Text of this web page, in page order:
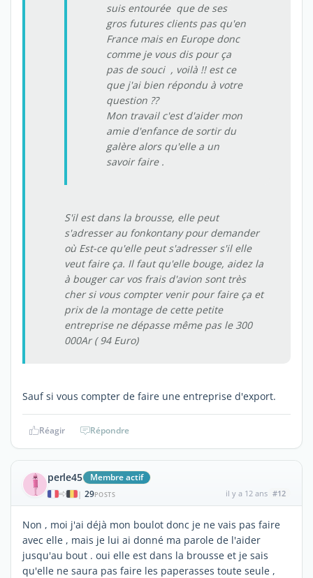
suis entourée que de ses
gros futures clients pas qu'en
France mais en Europe donc
comme je vous dis pour ça
pas de souci , voilà !! est ce
que j'ai bien répondu à votre
question ??
Mon travail c'est d'aider mon
amie d'enfance de sortir du
galère alors qu'elle a un
savoir faire .
S'il est dans la brousse, elle peut
s'adresser au fonkontany pour demander
où Est-ce qu'elle peut s'adresser s'il elle
veut faire ça. Il faut qu'elle bouge, aidez la
à bouger car vos frais d'avion sont très
cher si vous compter venir pour faire ça et
prix de la montage de cette petite
entreprise ne dépasse même pas le 300
000Ar ( 94 Euro)
Sauf si vous compter de faire une entreprise d'export.
Réagir Répondre
perle45 Membre actif
| 29POSTS il y a 12 ans #12
Non , moi j'ai déjà mon boulot donc je ne vais pas faire
avec elle , mais je lui ai donné ma parole de l'aider
jusqu'au bout . oui elle est dans la brousse et je sais
qu'elle ne saura pas faire les paperasses toute seule ,